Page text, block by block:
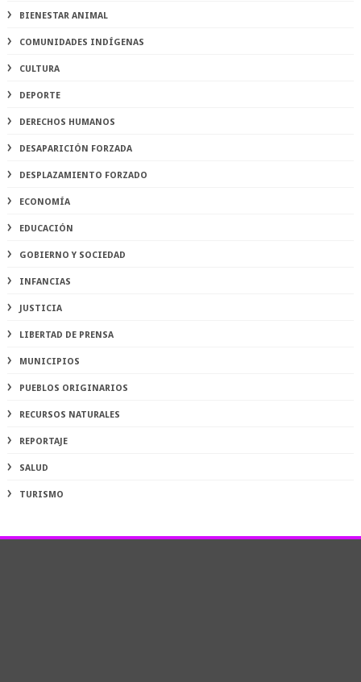
BIENESTAR ANIMAL
COMUNIDADES INDÍGENAS
CULTURA
DEPORTE
DERECHOS HUMANOS
DESAPARICIÓN FORZADA
DESPLAZAMIENTO FORZADO
ECONOMÍA
EDUCACIÓN
GOBIERNO Y SOCIEDAD
INFANCIAS
JUSTICIA
LIBERTAD DE PRENSA
MUNICIPIOS
PUEBLOS ORIGINARIOS
RECURSOS NATURALES
REPORTAJE
SALUD
TURISMO